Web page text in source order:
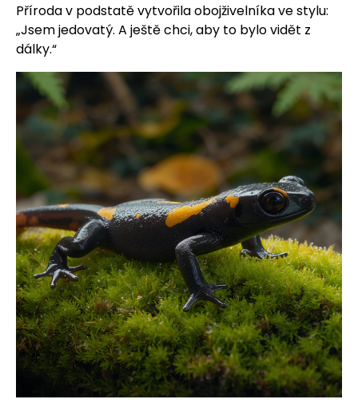
Příroda v podstatě vytvořila obojživelníka ve stylu:
„Jsem jedovatý. A ještě chci, aby to bylo vidět z
dálky.“